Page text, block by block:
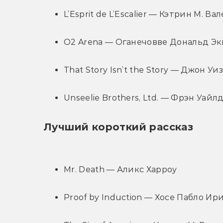
L’Esprit de L’Escalier — Кэтрин М.
O2 Arena — Оганечовве Дональд
That Story Isn’t the Story — Джон
Unseelie Brothers, Ltd. — Фрэн Уайлд
Лучший короткий рассказ
Mr. Death — Аликс Харроу
Proof by Induction — Хосе Пабло